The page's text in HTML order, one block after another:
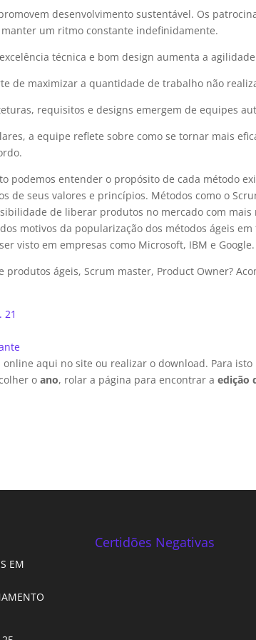
desenvolvimento sustentável. Os
manter um ritmo constante indefinidamente.
técnica e bom design aumenta a
de maximizar a quantidade de trabalho não
requisitos e designs emergem de equipes
a equipe reflete sobre como se tornar mais
podemos entender o propósito de cada método
de seus valores e princípios. Métodos como o
de liberar produtos no mercado com
motivos da popularização dos métodos ágeis
visto em empresas como Microsoft, IBM e Google.
produtos ágeis, Scrum master, Product Owner?
21
online aqui no site ou realizar o download. Para
oano, rolar a página para encontrar aedição
EM
Certidões Negativas